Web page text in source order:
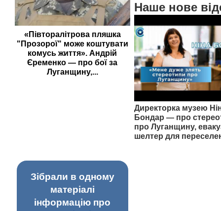
«Півторалітрова пляшка
"Прозорої" може коштувати
комусь життя». Андрій
Єременко — про бої за
Луганщину,...
Наше нове
Директорка музею
Бондар — про
про Луганщину,
шелтер для
Зібрали в одному
матеріалі
інформацію про